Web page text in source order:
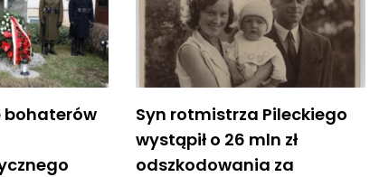
bohaterów
Syn rotmistrza Pileckiego
wystąpił o 26 mln zł
odszkodowania za